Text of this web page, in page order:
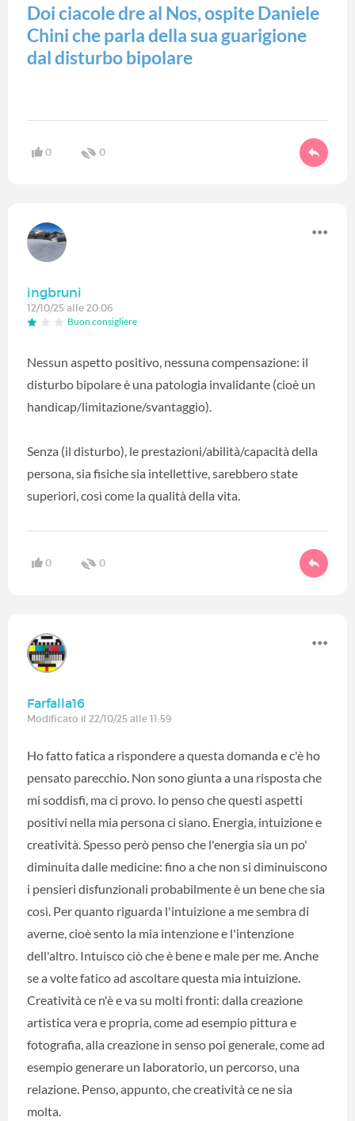
Doi ciacole dre al Nos, ospite Daniele
Chini che parla della sua guarigione
dal disturbo bipolare
0 0
ingbruni
12/10/25 alle 20:06
Buon consigliere
Nessun aspetto positivo, nessuna compensazione: il
disturbo bipolare è una patologia invalidante (cioè un
handicap/limitazione/svantaggio).
Senza (il disturbo), le prestazioni/abilità/capacità della
persona, sia fisiche sia intellettive, sarebbero state
superiori, così come la qualità della vita.
0 0
Farfalla16
Modificato il 22/10/25 alle 11:59
Ho fatto fatica a rispondere a questa domanda e c'è ho
pensato parecchio. Non sono giunta a una risposta che
mi soddisfi, ma ci provo. Io penso che questi aspetti
positivi nella mia persona ci siano. Energia, intuizione e
creatività. Spesso però penso che l'energia sia un po'
diminuita dalle medicine: fino a che non si diminuiscono
i pensieri disfunzionali probabilmente è un bene che sia
così. Per quanto riguarda l'intuizione a me sembra di
averne, cioè sento la mia intenzione e l'intenzione
dell'altro. Intuisco ciò che è bene e male per me. Anche
se a volte fatico ad ascoltare questa mia intuizione.
Creatività ce n'è e va su molti fronti: dalla creazione
artistica vera e propria, come ad esempio pittura e
fotografia, alla creazione in senso poi generale, come ad
esempio generare un laboratorio, un percorso, una
relazione. Penso, appunto, che creatività ce ne sia
molta.